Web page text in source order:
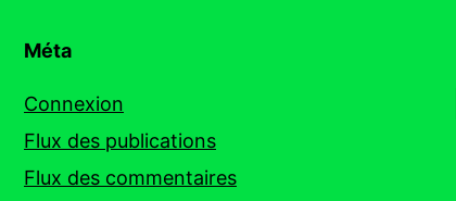
Méta
Connexion
Flux des publications
Flux des commentaires